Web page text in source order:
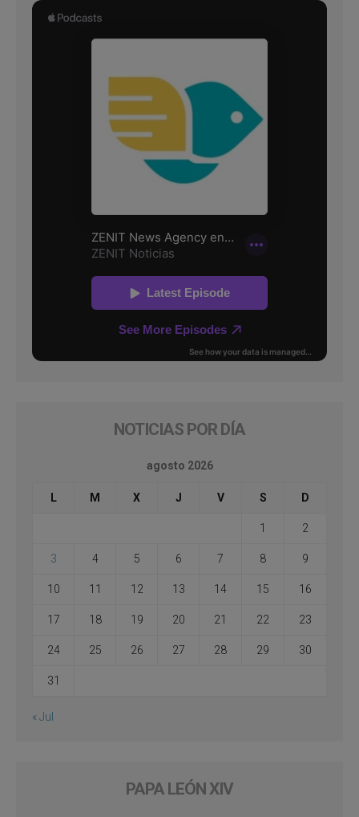
NOTICIAS POR DÍA
agosto 2026
L M X J V S D
1 2
3 4 5 6 7 8 9
10 11 12 13 14 15 16
17 18 19 20 21 22 23
24 25 26 27 28 29 30
31
« Jul
PAPA LEÓN XIV